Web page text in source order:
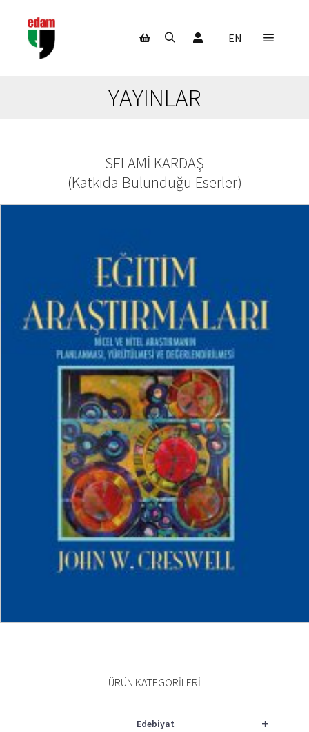
Hesabım
EN
YAYINLAR
SELAMI KARDAŞ
(Katkıda Bulunduğu Eserler)
₺1.500,00₺1.200,00
ÜRÜN KATEGORILERI
+
Edebiyat